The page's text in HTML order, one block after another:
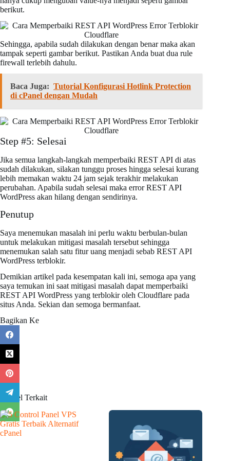
berikut.
Sehingga, apabila sudah dilakukan dengan benar maka akan
tampak seperti gambar berikut. Pastikan Anda buat dua rule
firewall terlebih dahulu.
Baca Juga: Tutorial Konfigurasi Hotlink Protection
di cPanel dengan Mudah
Step #5: Selesai
Jika semua langkah-langkah memperbaiki REST API di atas
sudah dilakukan, silakan tunggu proses hingga selesai kurang
lebih memakan waktu 24 jam sejak terakhir melakukan
perubahan. Apabila sudah selesai maka error REST API
WordPress akan hilang dengan sendirinya.
Penutup
Saya menemukan masalah ini perlu waktu berbulan-bulan
untuk melakukan mitigasi masalah tersebut sehingga
menemukan salah satu fitur uang menjadi sebab REST API
WordPress terblokir.
Demikian artikel pada kesempatan kali ini, semoga apa yang
saya temukan ini saat mitigasi masalah dapat memperbaiki
REST API WordPress yang terblokir oleh Cloudflare pada
situs Anda. Sekian dan semoga bermanfaat.
Bagikan Ke
Artikel Terkait